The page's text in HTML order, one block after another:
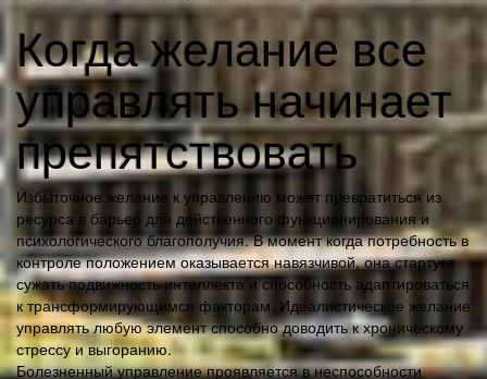
Когда желание все
управлять начинает
препятствовать
Избыточное желание к управлению может превратиться из
ресурса в барьер для действенного функционирования и
психологического благополучия. В момент когда потребность в
контроле положением оказывается навязчивой, она стартует
сужать подвижность интеллекта и способность адаптироваться
к трансформирующимся факторам. Идеалистическое желание
управлять любую элемент способно доводить к хроническому
стрессу и выгоранию.
Болезненный управление проявляется в неспособности